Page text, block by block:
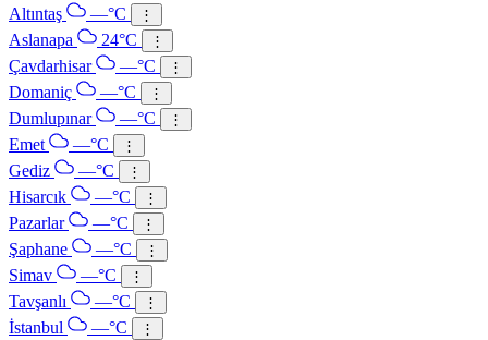
Altıntaş
—°C ⋮
Aslanapa 24°C ⋮
Çavdarhisar —°C ⋮
Domaniç —°C ⋮
Dumlupınar —°C ⋮
Emet —°C ⋮
Gediz —°C ⋮
Hisarcık —°C ⋮
Pazarlar —°C ⋮
Şaphane —°C ⋮
Simav —°C ⋮
Tavşanlı —°C ⋮
İstanbul —°C ⋮